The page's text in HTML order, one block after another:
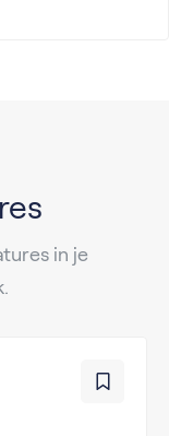
in je